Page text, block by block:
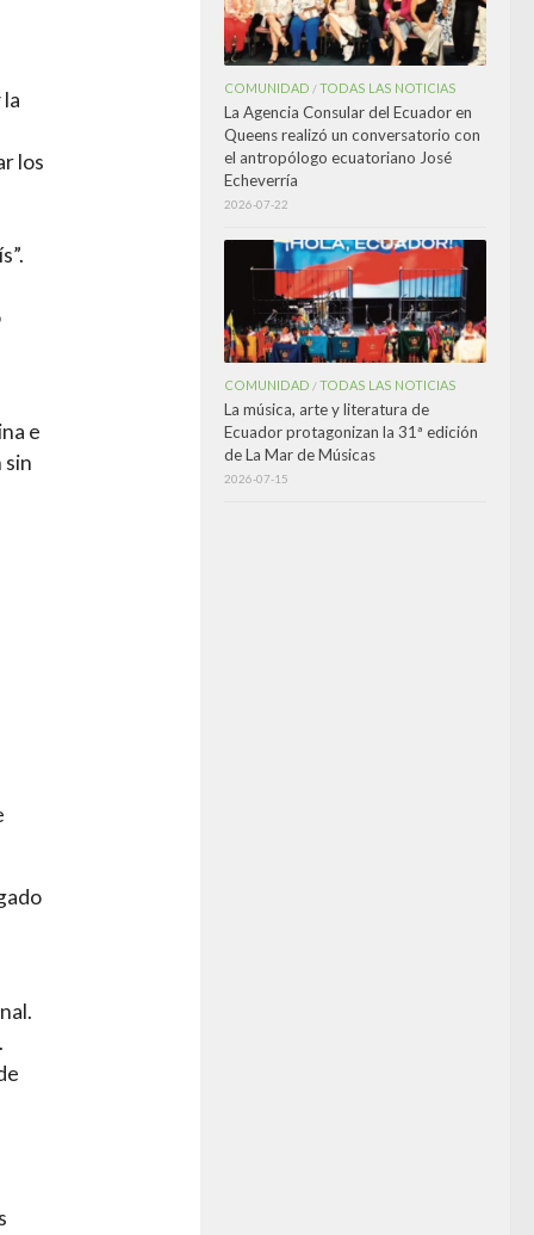
los
e
sin
COMUNIDAD /TODAS LAS NOTICIAS
La Agencia Consular del Ecuador en
Queens realizó un conversatorio con
el antropólogo ecuatoriano José
Echeverría
2026-07-22
COMUNIDAD /TODAS LAS NOTICIAS
La música, arte y literatura de
Ecuador protagonizan la 31ª edición
de La Mar de Músicas
2026-07-15